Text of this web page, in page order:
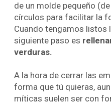
de un molde pequeño
círculos para facilitar la
Cuando tengamos listos
siguiente paso es
verduras.
A la hora de cerrar las
forma que tú quieras,
míticas suelen ser con